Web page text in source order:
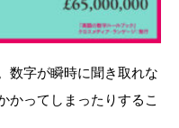
数字が瞬時に聞き取れな
かってしまったりするこ